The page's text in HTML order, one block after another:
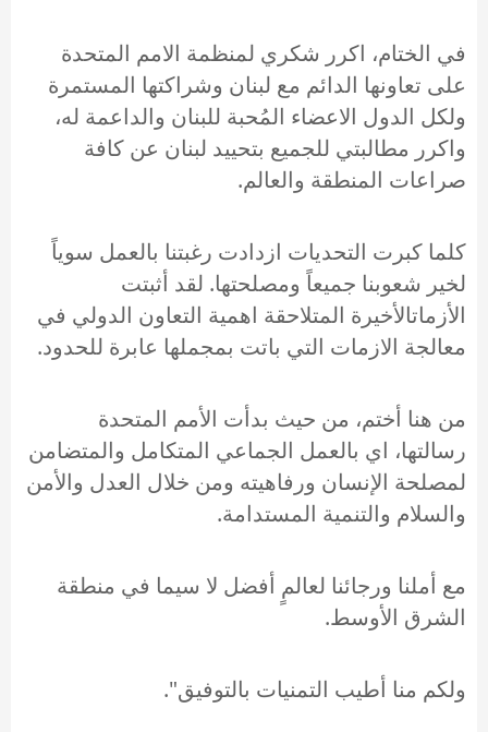
في الختام، اكرر شكري لمنظمة الامم المتحدة
على تعاونها الدائم مع لبنان وشراكتها المستمرة
ولكل الدول الاعضاء المُحبة للبنان والداعمة له،
واكرر مطالبتي للجميع بتحييد لبنان عن كافة
صراعات المنطقة والعالم.
كلما كبرت التحديات ازدادت رغبتنا بالعمل سوياً
لخير شعوبنا جميعاً ومصلحتها. لقد أثبتت
الأزماتالأخيرة المتلاحقة اهمية التعاون الدولي في
معالجة الازمات التي باتت بمجملها عابرة للحدود.
من هنا أختم، من حيث بدأت الأمم المتحدة
رسالتها، اي بالعمل الجماعي المتكامل والمتضامن
لمصلحة الإنسان ورفاهيته ومن خلال العدل والأمن
والسلام والتنمية المستدامة.
مع أملنا ورجائنا لعالمٍ أفضل لا سيما في منطقة
الشرق الأوسط.
ولكم منا أطيب التمنيات بالتوفيق".